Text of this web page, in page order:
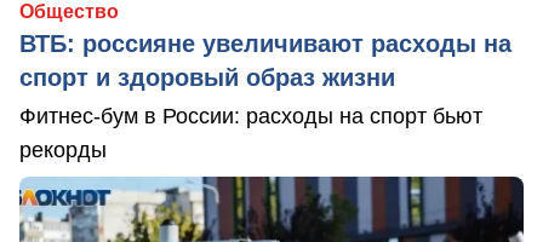
Общество
ВТБ: россияне увеличивают расходы на
спорт и здоровый образ жизни
Фитнес-бум в России: расходы на спорт бьют
рекорды